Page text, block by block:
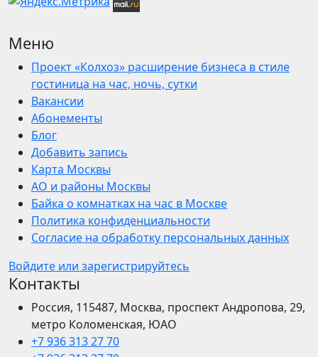
Меню
Проект «Колхоз» расширение бизнеса в стиле
гостиница на час, ночь, сутки
Вакансии
Абонементы
Блог
Добавить запись
Карта Москвы
АО и районы Москвы
Байка о комнатках на час в Москве
Политика конфиденциальности
Согласие на обработку персональных данных
Войдите или зарегистрируйтесь
Контакты
Россия, 115487, Москва, проспект Андропова, 29,
метро Коломенская, ЮАО
+7 936 313 27 70